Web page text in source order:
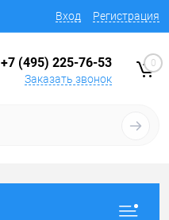
Вход Регистрация
+7 (495) 225-76-53
Заказать звонок
0